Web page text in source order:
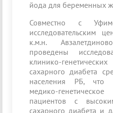
йода для беременных
Совместно с
исследовательским
к.м.н.
проведены
клинико-
сахарного диабета
населения РБ, что
медико-
пациентов с
сахарного диабета и